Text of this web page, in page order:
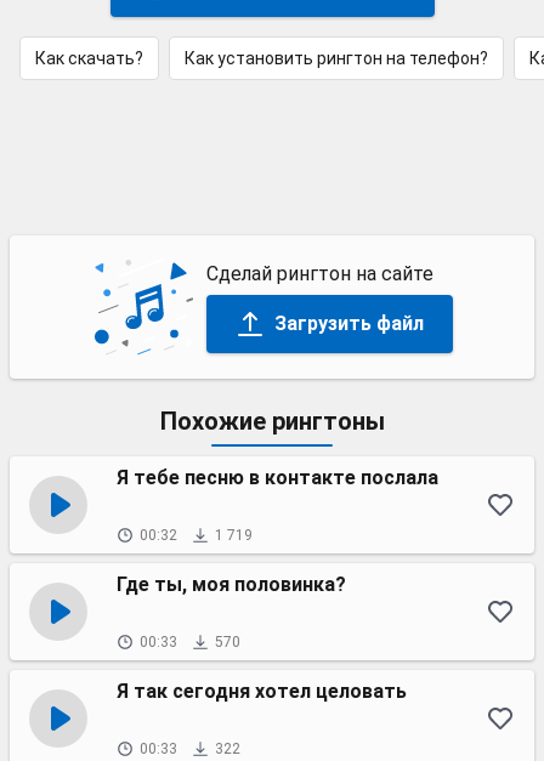
Как скачать? Как установить рингтон на телефон?
Сделай рингтон на сайте
Загрузить файл
Похожие рингтоны
Я тебе песню в контакте послала
00:32 1 719
Где ты, моя половинка?
00:33 570
Я так сегодня хотел целовать
00:33 322